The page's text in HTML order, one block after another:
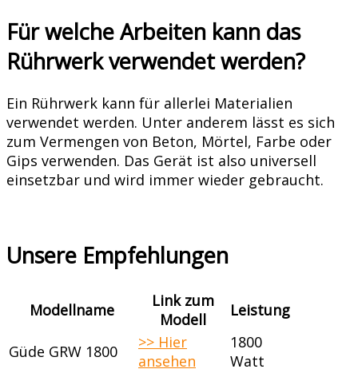
Für welche Arbeiten kann das
Rührwerk verwendet werden?
Ein Rührwerk kann für allerlei Materialien
verwendet werden. Unter anderem lässt es sich
zum Vermengen von Beton, Mörtel, Farbe oder
Gips verwenden. Das Gerät ist also universell
einsetzbar und wird immer wieder gebraucht.
Unsere Empfehlungen
Modellname
Link zum
Modell
Leistung
Güde GRW 1800
>> Hier
ansehen
1800
Watt